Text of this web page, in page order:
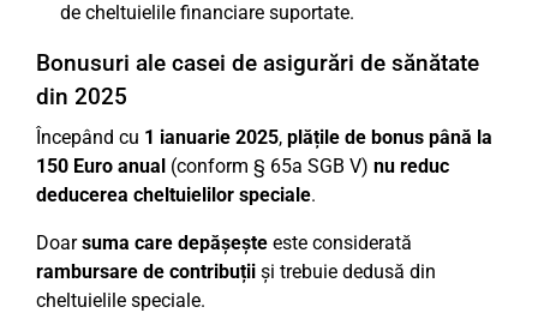
de cheltuielile financiare suportate.
Bonusuri ale casei de asigurări de sănătate
din 2025
Începând cu 1 ianuarie 2025, plățile de bonus până la
150 Euro anual (conform § 65a SGB V) nu reduc
deducerea cheltuielilor speciale.
Doarsuma care depășește este considerată
rambursare de contribuții și trebuie dedusă din
cheltuielile speciale.